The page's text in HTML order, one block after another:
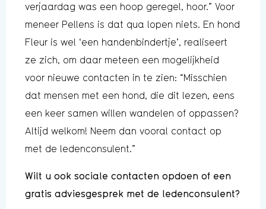
verjaardag was een hoop geregel, hoor.” Voor
meneer Pellens is dat qua lopen niets. En hond
Fleur is wel ‘een handenbindertje’, realiseert
ze zich, om daar meteen een mogelijkheid
voor nieuwe contacten in te zien: “Misschien
dat mensen met een hond, die dit lezen, eens
een keer samen willen wandelen of oppassen?
Altijd welkom! Neem dan vooral contact op
met de ledenconsulent.”
Wilt u ook sociale contacten opdoen of een
gratis adviesgesprek met de ledenconsulent?